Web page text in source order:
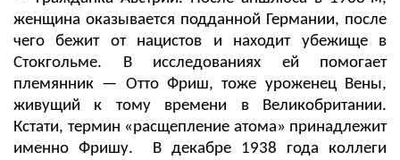
женщина оказывается подданной Германии, после
чего бежит от нацистов и находит убежище в
Стокгольме. В исследованиях ей помогает
племянник — Отто Фриш, тоже уроженец Вены,
живущий к тому времени в Великобритании.
Кстати, термин «расщепление атома» принадлежит
именно Фришу. В декабре 1938 года коллеги